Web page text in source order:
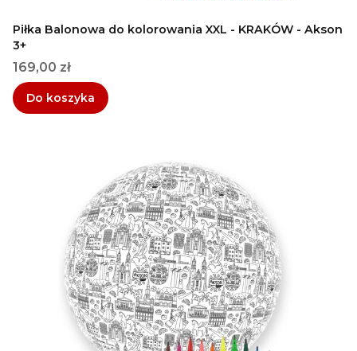
Piłka Balonowa do kolorowania XXL - KRAKÓW - Akson
3+
Cena
169,00 zł
Do koszyka